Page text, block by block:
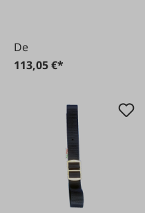
De
113,05 €*